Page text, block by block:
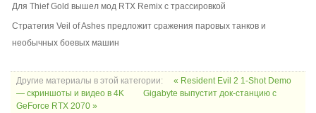
Для Thief Gold вышел мод RTX Remix с трассировкой
Стратегия Veil of Ashes предложит сражения паровых танков и
необычных боевых машин
Другие материалы в этой категории:
« Resident Evil 2 1-Shot Demo
— скриншоты и видео в 4K
Gigabyte выпустит док-станцию с
GeForce RTX 2070 »